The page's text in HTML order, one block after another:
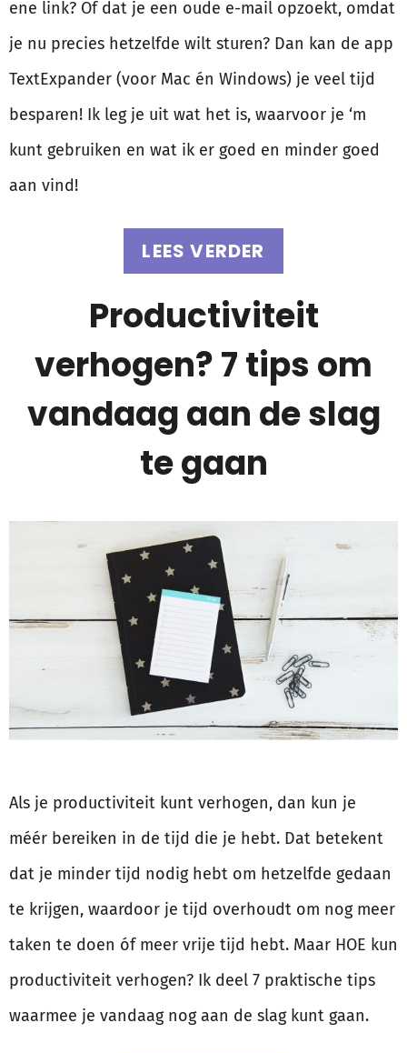
ene link? Of dat je een oude e-mail opzoekt, omdat
je nu precies hetzelfde wilt sturen? Dan kan de app
TextExpander (voor Mac én Windows) je veel tijd
besparen! Ik leg je uit wat het is, waarvoor je ‘m
kunt gebruiken en wat ik er goed en minder goed
aan vind!
LEES VERDER
Productiviteit
verhogen? 7 tips om
vandaag aan de slag
te gaan
Als je productiviteit kunt verhogen, dan kun je
méér bereiken in de tijd die je hebt. Dat betekent
dat je minder tijd nodig hebt om hetzelfde gedaan
te krijgen, waardoor je tijd overhoudt om nog meer
taken te doen óf meer vrije tijd hebt. Maar HOE kun
productiviteit verhogen? Ik deel 7 praktische tips
waarmee je vandaag nog aan de slag kunt gaan.